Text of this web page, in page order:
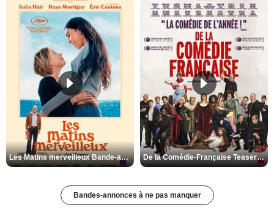
Les Matins merveilleux Bande-annonce VF De la Comédie-Française Teaser VF
Bandes-annonces à ne pas manquer